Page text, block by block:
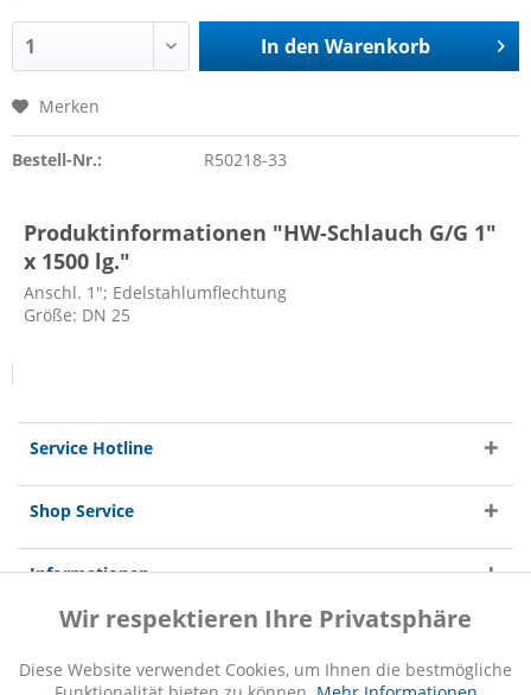
In den Warenkorb
Merken
Bestell-Nr.: R50218-33
Produktinformationen "HW-Schlauch G/G 1"
x 1500 lg."
Anschl. 1"; Edelstahlumflechtung
Größe: DN 25
Service Hotline
Shop Service
Informationen
Funktionale Aktiv
Wir respektieren Ihre Privatsphäre
Diese Website verwendet Cookies, um Ihnen die bestmögliche